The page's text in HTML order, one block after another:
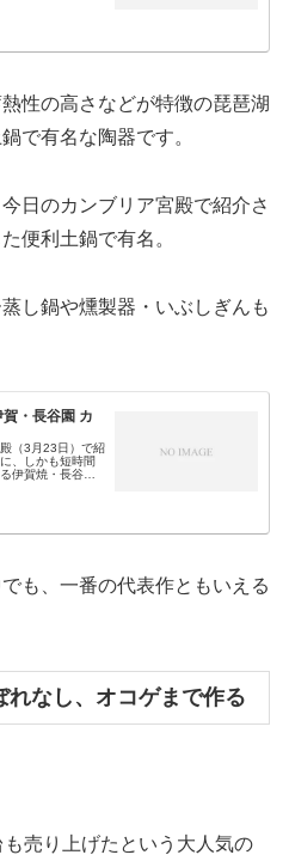
性の高さなどが特徴の琵琶湖
で有名な陶器です。
日のカンブリア宮殿で紹介さ
便利土鍋で有名。
し鍋や燻製器・いぶしぎんも
・長谷園 カ
（3月23日）で紹
、しかも短時間
伊賀焼・長谷園
も、一番の代表作ともいえる
れなし、オコゲまで作る
売り上げたという大人気の